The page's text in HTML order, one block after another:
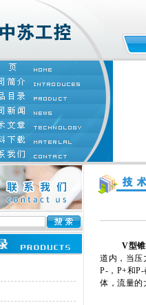
V型
道内，当压
P-，P+和
体，流量的